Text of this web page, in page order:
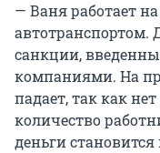
— Ваня работает
автотранспортом.
санкции,
компаниями. На
падает, так как
количество
деньги